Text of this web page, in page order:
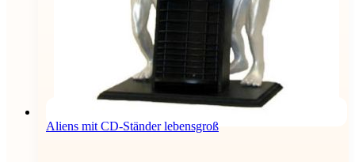
Aliens mit CD-Ständer lebensgroß